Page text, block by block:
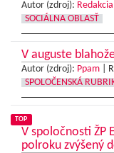
Autor (zdroj): Redakcia
SOCIÁLNA OBLASŤ
V auguste
Autor (zdroj): Ppam
SPOLOČENSKÁ
TOP
V spoločnosti ŽP
polroku zvýšený